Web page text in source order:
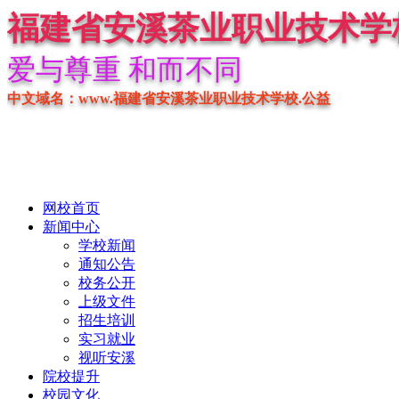
福建省安溪茶业职业技术学
爱与尊重 和而不同
中文域名：www.福建省安溪茶业职业技术学校.公益
网校首页
新闻中心
学校新闻
通知公告
校务公开
上级文件
招生培训
实习就业
视听安溪
院校提升
校园文化